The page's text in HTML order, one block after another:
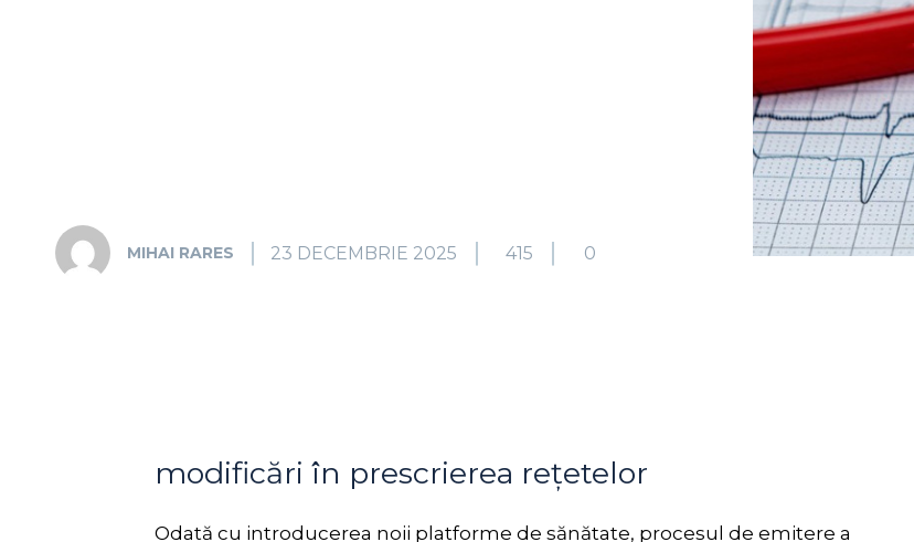
MIHAI RARES 23 DECEMBRIE 2025 415 0
modificări în prescrierea rețetelor
Odată cu introducerea noii platforme de sănătate, procesul de emitere a